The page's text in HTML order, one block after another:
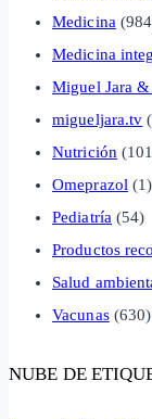
Medicina
Medicina
Miguel Jara
migueljara.tv
Nutrición
Omeprazol(1)
Pediatría(54)
Productos
Salud
Vacunas(630)
NUBE DE